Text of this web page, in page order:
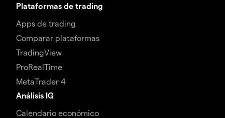
Plataformas de trading
Apps de trading
Comparar plataformas
TradingView
ProRealTime
MetaTrader 4
Análisis IG
Calendario económico